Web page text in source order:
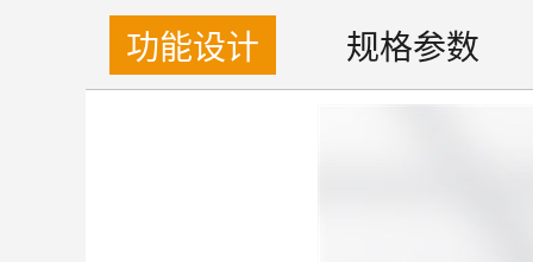
功能设计 规格参数